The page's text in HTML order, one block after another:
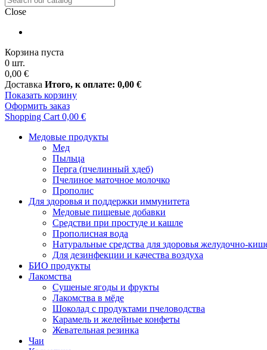
Close
Корзина пуста
0 шт.
0,00 €
Доставка Итого, к оплате: 0,00 €
Показать корзину
Оформить заказ
Shopping Cart 0,00 €
Медовые продукты
Meд
Пыльца
Перга (пчелинный хдеб)
Пчелиное маточное молочко
Прополис
Для здоровья и поддержки иммунитета
Mедовые пищевые добавки
Средстви при простуде и кашле
Прополисная вода
Натуральные средства для здоровья желудочно-
Для дезинфекции и качества воздуха
БИО продукты
Лакомства
Сушеные ягоды и фрукты
Лакомства в мёде
Шоколад с продуктами пчеловодства
Карамель и желейные конфеты
Жевательная резинка
Чаи